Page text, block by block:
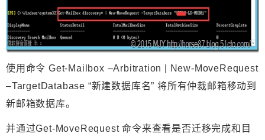
使用命令 Get-Mailbox –Arbitration | New-MoveRequest
–TargetDatabase “新建数据库名” 将所有仲裁邮箱移动到
新邮箱数据库。
并通过Get-MoveRequest 命令来查看是否迁移完成和目